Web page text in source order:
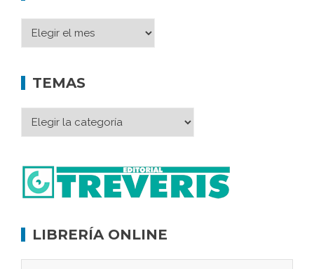
TEMAS
LIBRERÍA ONLINE